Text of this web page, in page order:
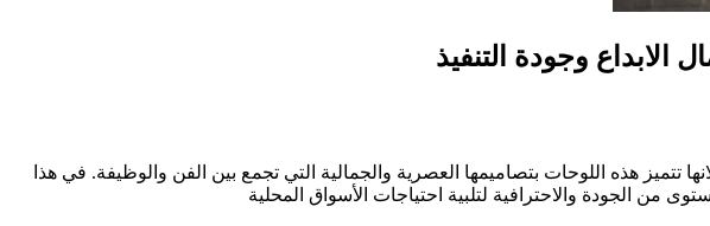
وجودة التنفيذ
هذه اللوحات بتصاميمها العصرية والجمالية التي تجمع بين الفن والوظيفة. في هذا
من الجودة والاحترافية لتلبية احتياجات الأسواق المحلية